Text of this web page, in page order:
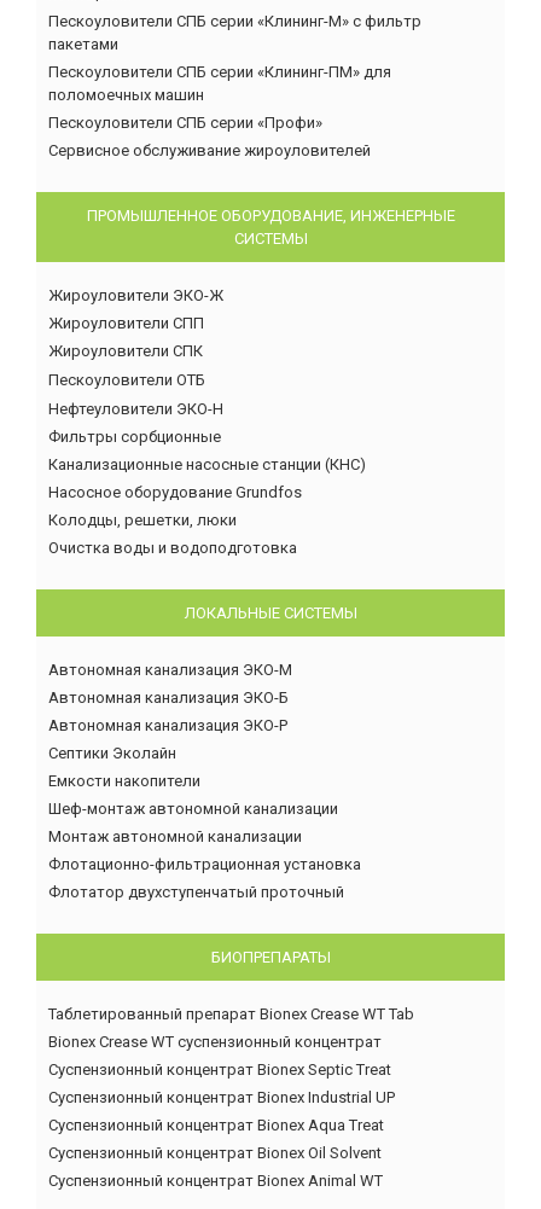
Пескоуловители СПБ серии «Клининг-М» с фильтр
пакетами
Пескоуловители СПБ серии «Клининг-ПМ» для
поломоечных машин
Пескоуловители СПБ серии «Профи»
Сервисное обслуживание жироуловителей
ПРОМЫШЛЕННОЕ ОБОРУДОВАНИЕ, ИНЖЕНЕРНЫЕ
СИСТЕМЫ
Жироуловители ЭКО-Ж
Жироуловители СПП
Жироуловители СПК
Пескоуловители ОТБ
Нефтеуловители ЭКО-Н
Фильтры сорбционные
Канализационные насосные станции (КНС)
Насосное оборудование Grundfos
Колодцы, решетки, люки
Очистка воды и водоподготовка
ЛОКАЛЬНЫЕ СИСТЕМЫ
Автономная канализация ЭКО-М
Автономная канализация ЭКО-Б
Автономная канализация ЭКО-Р
Септики Эколайн
Емкости накопители
Шеф-монтаж автономной канализации
Монтаж автономной канализации
Флотационно-фильтрационная установка
Флотатор двухступенчатый проточный
БИОПРЕПАРАТЫ
Таблетированный препарат Bionex Crease WT Tab
Bionex Crease WT суспензионный концентрат
Суспензионный концентрат Bionex Septic Treat
Суспензионный концентрат Bionex Industrial UP
Суспензионный концентрат Bionex Aqua Treat
Суспензионный концентрат Bionex Oil Solvent
Суспензионный концентрат Bionex Animal WT